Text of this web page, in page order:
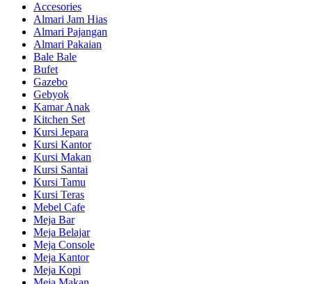
Accesories
Almari Jam Hias
Almari Pajangan
Almari Pakaian
Bale Bale
Bufet
Gazebo
Gebyok
Kamar Anak
Kitchen Set
Kursi Jepara
Kursi Kantor
Kursi Makan
Kursi Santai
Kursi Tamu
Kursi Teras
Mebel Cafe
Meja Bar
Meja Belajar
Meja Console
Meja Kantor
Meja Kopi